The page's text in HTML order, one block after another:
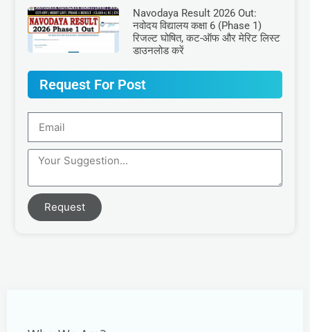
Navodaya Result 2026 Out:
नवोदय विद्यालय कक्षा 6 (Phase 1)
रिजल्ट घोषित, कट-ऑफ और मेरिट लिस्ट
डाउनलोड करें
Request For Post
Request